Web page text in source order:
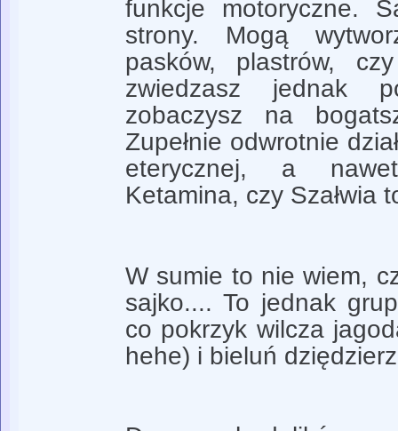
funkcje motoryczne.
strony. Mogą
pasków, plastrów,
zwiedzasz jednak
zobaczysz na
Zupełnie odwrotnie
eterycznej, a
Ketamina, czy Szałwia
W sumie to nie wiem,
sajko.... To jednak
co pokrzyk wilcza
hehe) i bieluń